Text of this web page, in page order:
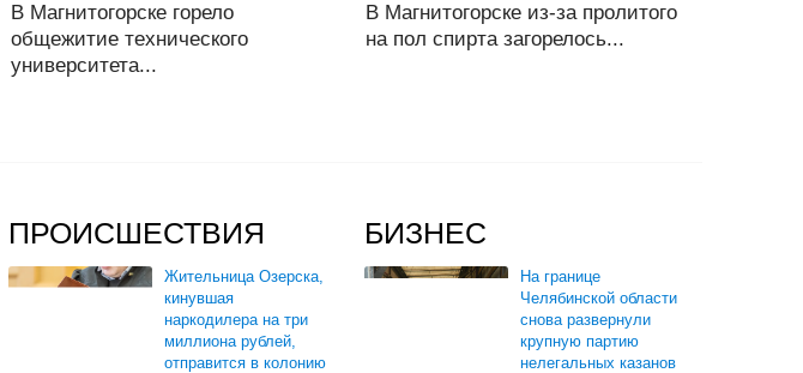
В Магнитогорске горело
общежитие технического
университета...
В Магнитогорске из-за пролитого
на пол спирта загорелось...
ПРОИСШЕСТВИЯ
Жительница Озерска,
кинувшая
наркодилера на три
миллиона рублей,
отправится в колонию
БИЗНЕС
На границе
Челябинской области
снова развернули
крупную партию
нелегальных казанов